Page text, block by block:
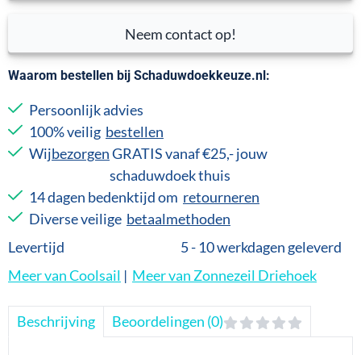
Neem contact op!
Waarom bestellen bij Schaduwdoekkeuze.nl:
Persoonlijk advies
100% veilig bestellen
WijbezorgenGRATIS vanaf €25,- jouw
schaduwdoek thuis
14 dagen bedenktijd om retourneren
Diverse veilige betaalmethoden
Levertijd
5 - 10 werkdagen geleverd
Meer van Coolsail | Meer van Zonnezeil Driehoek
Beschrijving Beoordelingen (0)